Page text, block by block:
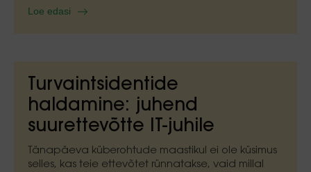
Loe edasi
Turvaintsidentide
haldamine: juhend
suurettevõtte IT-juhile
Tänapäeva küberohtude maastikul ei ole küsimus
selles, kas teie ettevõtet rünnatakse, vaid millal